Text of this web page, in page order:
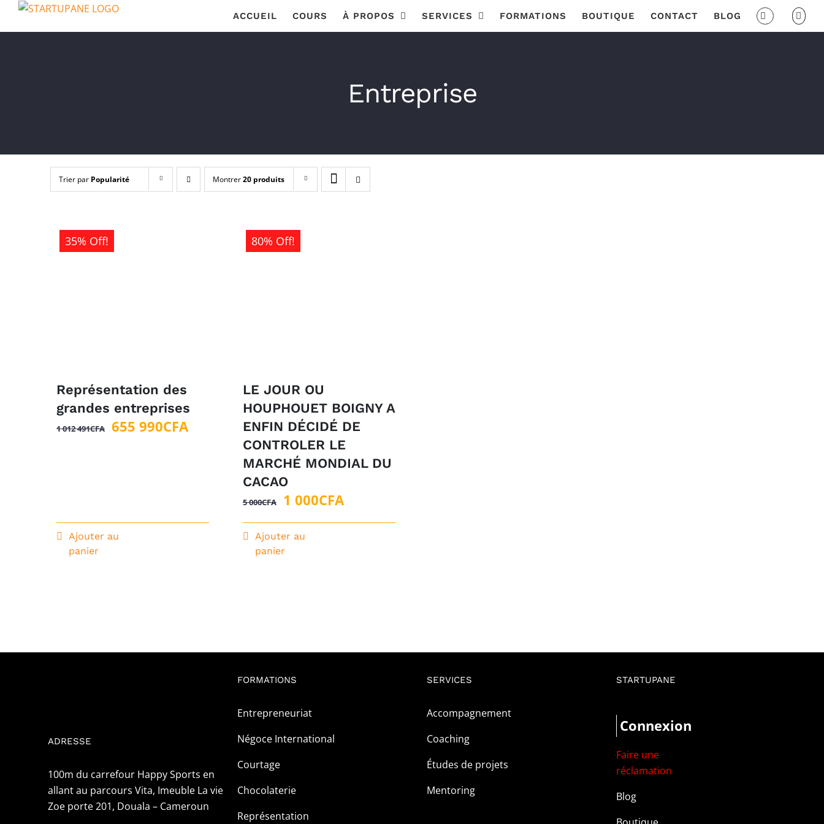
Passer
ACCUEIL COURS À PROPOS SERVICES FORMATIONS BOUTIQUE CONTACT BLOG
Entreprise
Trier par Popularité Montrer20 produits
35% Off!
Représentation des
grandes entreprises
1 012 491CFA
Le
012
491CFA.
655 990CFALe
990CFA.
Ajouter au
panier
80% Off!
LE JOUR OU
HOUPHOUET BOIGNY A
ENFIN DÉCIDÉ DE
CONTROLER LE
MARCHÉ MONDIAL DU
CACAO
5 000CFA
Le
prix
initial
était :
1 000CFALe
prix
Ajouter au
panier
ADRESSE
100m du carrefour Happy Sports en
allant au parcours Vita, Imeuble La vie
Zoe porte 201, Douala – Cameroun
FORMATIONS
Entrepreneuriat
Négoce International
Courtage
Chocolaterie
Représentation
SERVICES
Accompagnement
Coaching
Études de projets
Mentoring
STARTUPANE
Connexion
Faire une
réclamation
Blog